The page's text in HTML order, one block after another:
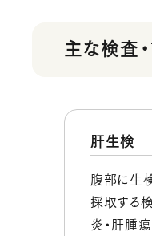
主な検査
肝生検
腹部に生
採取する
炎・肝腫